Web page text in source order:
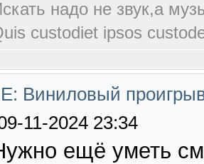
надо не звук,а
custodiet ipsos
Виниловый
11-2024 23:34
ещё уметь